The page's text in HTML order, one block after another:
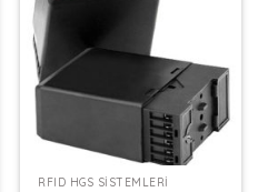
RFID HGS SISTEMLERI